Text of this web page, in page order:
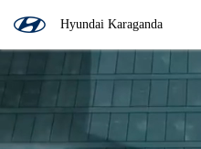
Hyundai Karaganda